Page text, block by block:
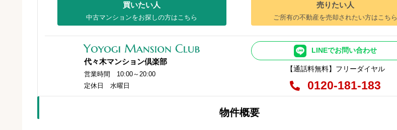
買いたい人
中古マンションをお探しの方はこちら
売りたい人
ご所有の不動産を売却されたい方はこちら
代々木マンション倶楽部
営業時間 10:00～20:00
定休日 水曜日
LINEでお問い合わせ
【通話料無料】フリーダイヤル
0120-181-183
物件概要